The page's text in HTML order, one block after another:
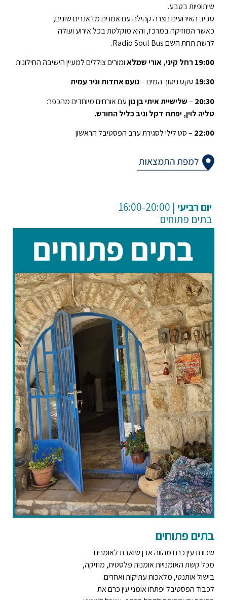
שיתופיות בטבע.
סביב האירועים נוצרה קהילה עם אמנים מז׳אנרים שונים,
כאשר המוזיקה במרכז, והיא מוקלטת בכל אירוע ועולה
לרשת תחת השם Radio Soul Bus.
19:00רחל קיני, אורי שמלאומורים צוללים למעיין הישיבה החילונית
19:30 טקס ניסוך המים –נועם אחדות וניר עמית
20:30
–שלישיית איתי בן נוןעם אורחים מיוחדים מהכפר:
טליה לוין, יפתח דקל וניב כליל החורש.
22:00 – סט לילי לסגירת ערב הפסטיבל הראשון
רביעי | 16:00-20:00
בתים פתוחים
בתים פתוחים
שכונת עין כרם מהווה אבן שואבת לאומנים
מכל קשת האומנויות אומנות פלסטית, מוזיקה,
בישול אותנטי, מלאכות עתיקות ואחרים.
לכבוד הפסטיבל יפתחו אומני עין כרם את